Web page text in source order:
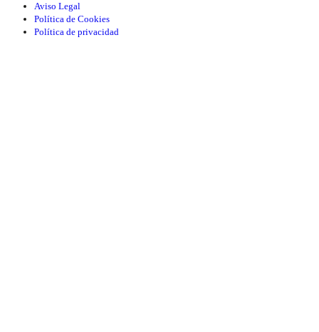
Aviso Legal
Política de Cookies
Política de privacidad